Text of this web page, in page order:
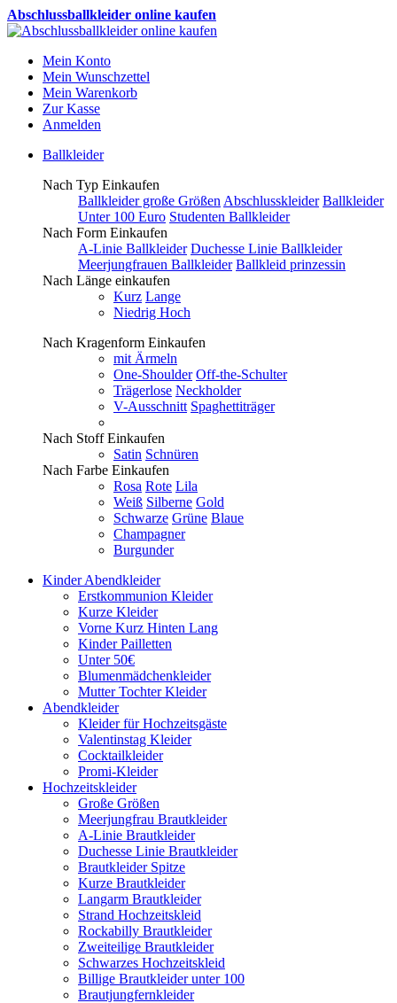
Abschlussballkleider online kaufen
Mein Konto
Mein Wunschzettel
Mein Warenkorb
Zur Kasse
Anmelden
Ballkleider
Nach Typ Einkaufen
Ballkleider große Größen Abschlusskleider Ballkleider
Unter 100 Euro Studenten Ballkleider
Nach Form Einkaufen
A-Linie Ballkleider Duchesse Linie Ballkleider
Meerjungfrauen Ballkleider Ballkleid prinzessin
Nach Länge einkaufen
Kurz Lange
Niedrig Hoch
Nach Kragenform Einkaufen
mit Ärmeln
One-Shoulder Off-the-Schulter
Trägerlose Neckholder
V-Ausschnitt Spaghettiträger
Nach Stoff Einkaufen
Satin Schnüren
Nach Farbe Einkaufen
Rosa Rote Lila
Weiß Silberne Gold
Schwarze Grüne Blaue
Champagner
Burgunder
Kinder Abendkleider
Erstkommunion Kleider
Kurze Kleider
Vorne Kurz Hinten Lang
Kinder Pailletten
Unter 50€
Blumenmädchenkleider
Mutter Tochter Kleider
Abendkleider
Kleider für Hochzeitsgäste
Valentinstag Kleider
Cocktailkleider
Promi-Kleider
Hochzeitskleider
Große Größen
Meerjungfrau Brautkleider
A-Linie Brautkleider
Duchesse Linie Brautkleider
Brautkleider Spitze
Kurze Brautkleider
Langarm Brautkleider
Strand Hochzeitskleid
Rockabilly Brautkleider
Zweiteilige Brautkleider
Schwarzes Hochzeitskleid
Billige Brautkleider unter 100
Brautjungfernkleider